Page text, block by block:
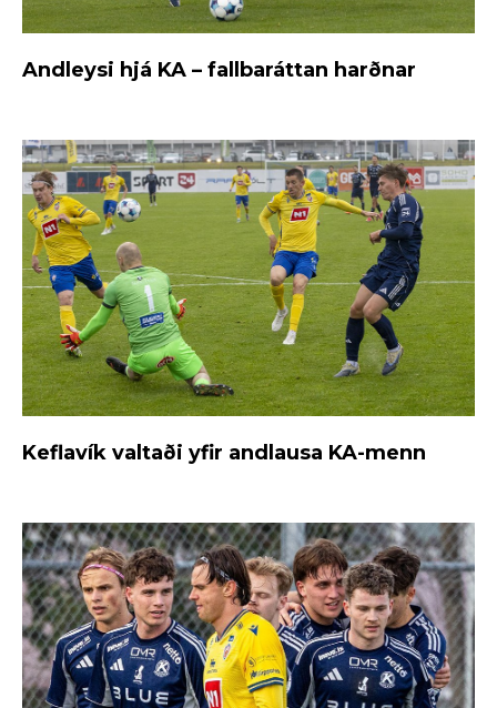
Andleysi hjá KA – fallbaráttan harðnar
Keflavík valtaði yfir andlausa KA-menn